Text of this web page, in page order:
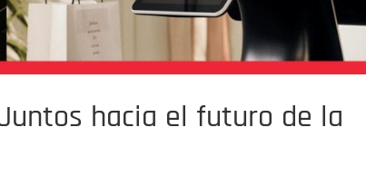
hacia el futuro de la